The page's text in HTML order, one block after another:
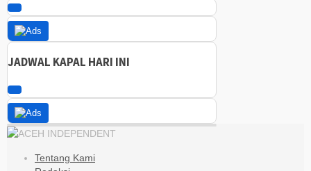
JADWAL KAPAL HARI INI
Tentang Kami